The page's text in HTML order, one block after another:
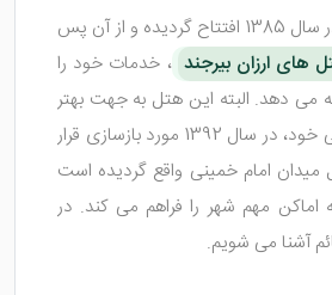
در سال 1385 افتتاح گردیده و از آن پس
های ارزان بیرجند ، خدمات خود را
می دهد. البته این هتل به جهت بهتر
شدن وضعیت کیفیتی خود، در سال 1392 مورد بازسازی قرار
امام خمینی واقع گردیده است
مهم شهر را فراهم می کند. در
آشنا می شویم.